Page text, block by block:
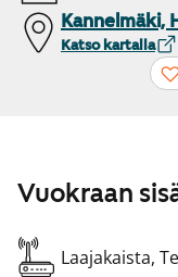
Kannelmäki,
Katso kartalla
Vuokraan
Laajakaista,